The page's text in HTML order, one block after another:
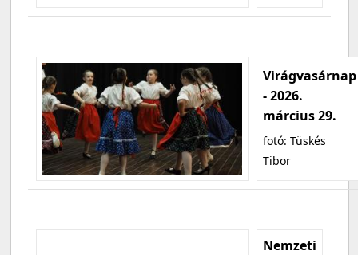
Virágvasárnap
- 2026.
március 29.
fotó: Tüskés
Tibor
Nemzeti